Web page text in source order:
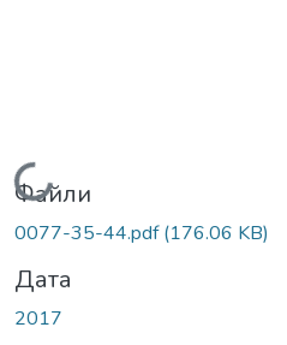
Вантажиться...
Файли
0077-35-44.pdf(176.06 KB)
Дата
2017